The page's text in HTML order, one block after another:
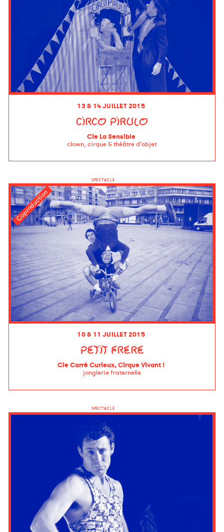
13 & 14 JUILLET 2015
CIRCO PIRULO
Cie La Sensible
clown, cirque & théâtre d’objet
SPECTACLE
Coproduction
10 & 11 JUILLET 2015
PETIT FRERE
Cie Carré Curieux, Cirque Vivant !
jonglerie fraternelle
SPECTACLE